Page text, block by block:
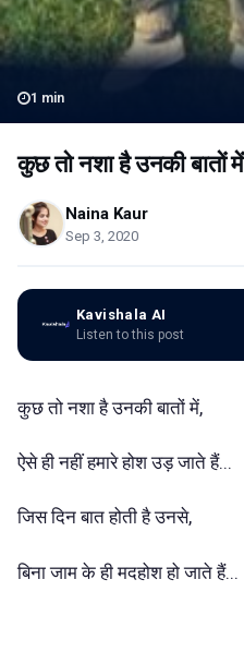
1 min
कुछ तो नशा है उनकी बातों में
Naina Kaur
Sep 3, 2020
Kavishala AI
Listen to this post
कुछ तो नशा है उनकी बातों में,
ऐसे ही नहीं हमारे होश उड़ जाते हैं...
जिस दिन बात होती है उनसे,
बिना जाम के ही मदहोश हो जाते हैं...